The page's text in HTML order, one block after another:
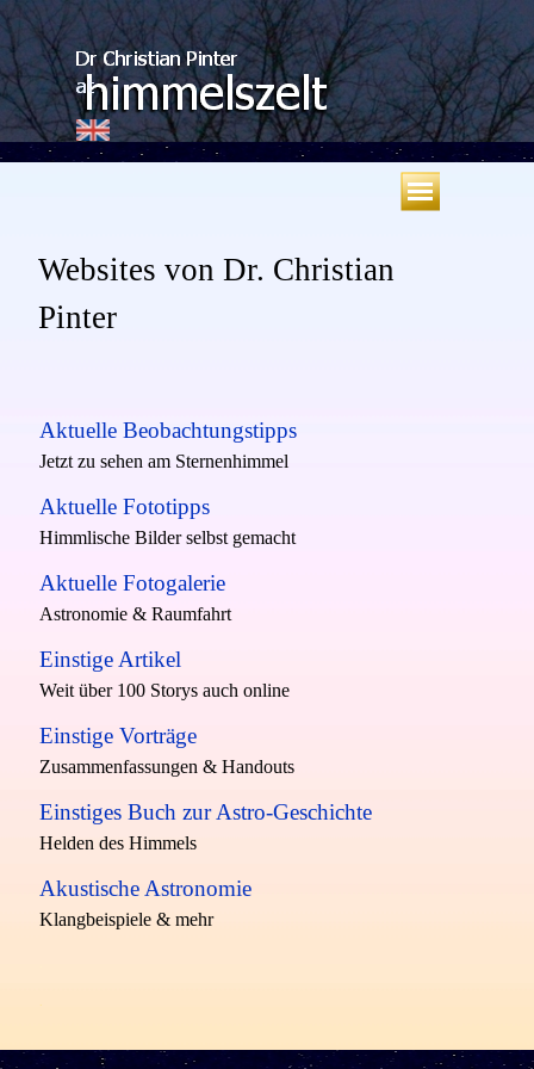
Direkt zum Seiteninhalt
Menü überspringen
Websites von Dr. Christian
Pinter
Aktuelle Beobachtungstipps
Jetzt zu sehen am Sternenhimmel
Aktuelle Fototipps
Himmlische Bilder selbst gemacht
Aktuelle Fotogalerie
Astronomie & Raumfahrt
Einstige Artikel
Weit über 100 Storys auch online
Einstige Vorträge
Zusammenfassungen & Handouts
Einstiges Buch zur Astro-Geschichte
Helden des Himmels
Akustische Astronomie
Klangbeispiele & mehr
Zurück zum Seiteninhalt